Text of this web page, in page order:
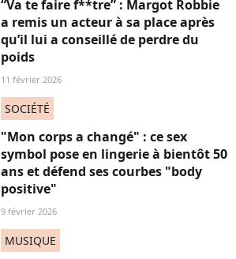
“Va te faire f**tre” : Margot Robbie
a remis un acteur à sa place après
qu’il lui a conseillé de perdre du
poids
11 février 2026
SOCIÉTÉ
"Mon corps a changé" : ce sex
symbol pose en lingerie à bientôt 50
ans et défend ses courbes "body
positive"
9 février 2026
MUSIQUE